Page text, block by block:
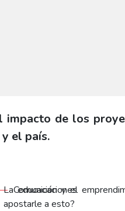
de los
el país.
Comunicaciones
La educación y el
apostarle a esto?